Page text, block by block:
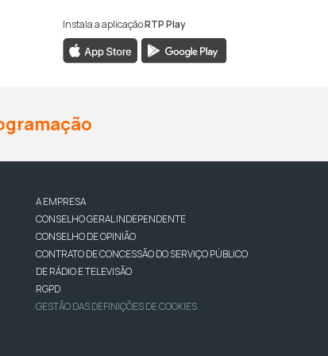
Instala a aplicaçãoRTP Play
A EMPRESA
CONSELHO GERAL INDEPENDENTE
CONSELHO DE OPINIÃO
CONTRATO DE CONCESSÃO DO SERVIÇO PÚBLICO
DE RÁDIO E TELEVISÃO
RGPD
GESTÃO DAS DEFINIÇÕES DE COOKIES